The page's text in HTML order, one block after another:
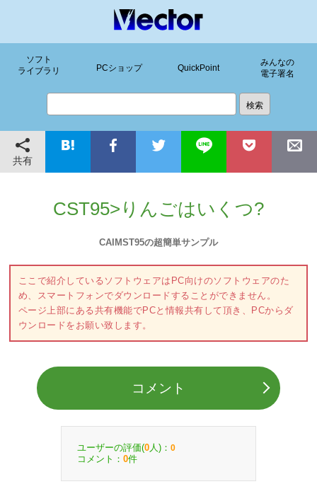
ソフト
ライブラリ
PCショップ QuickPoint
みんなの
電子署名
共有
CST95>りんごはいくつ?
CAIMST95の超簡単サンプル
ここで紹介しているソフトウェアはPC向けのソフトウェアのた
め、スマートフォンでダウンロードすることができません。
ページ上部にある共有機能でPCと情報共有して頂き、PCからダ
ウンロードをお願い致します。
コメント
ユーザーの評価(0 人)： 0
コメント： 0件